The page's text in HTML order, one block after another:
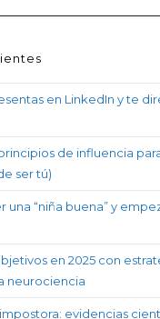
en LinkedIn y te
de influencia
ser tú)
una “niña buena” y
en 2025 con
neurociencia
evidencias